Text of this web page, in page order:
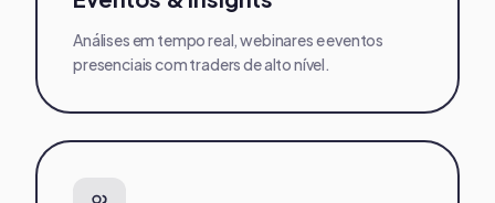
Análises em tempo real, webinares e eventos
presenciais com traders de alto nível.